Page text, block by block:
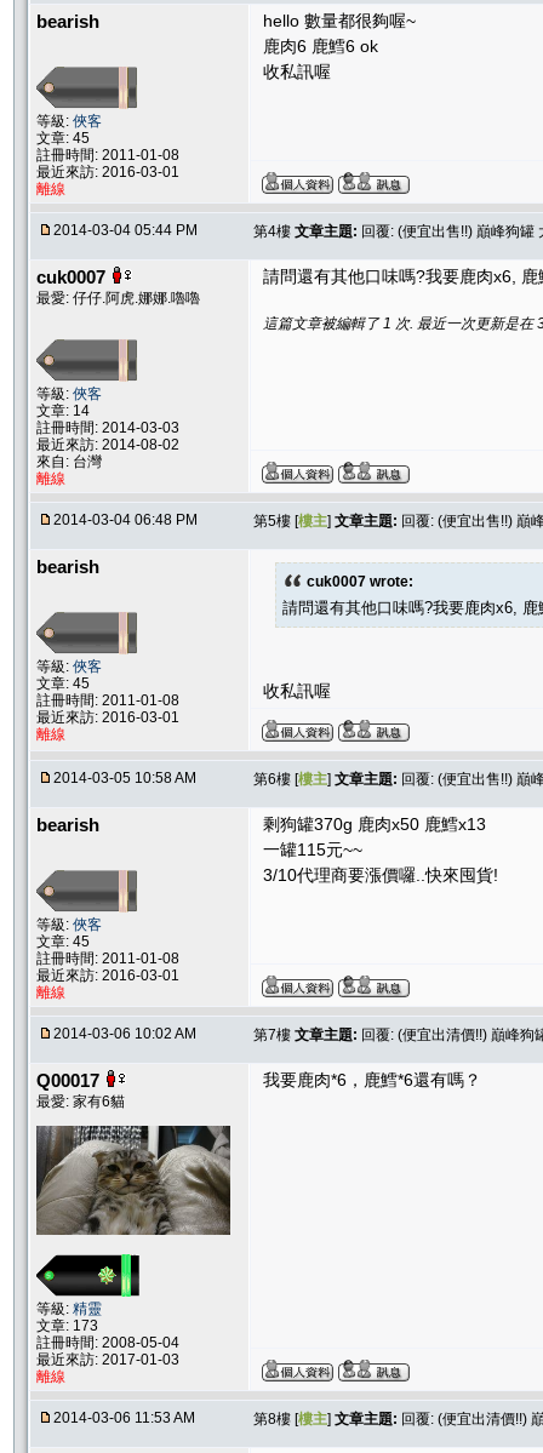
bearish
等級: 俠客
文章: 45
註冊時間: 2011-01-08
最近來訪: 2016-03-01
離線
hello 數量都很夠喔~
鹿肉6 鹿鱈6 ok
收私訊喔
2014-03-04 05:44 PM 第4樓 文章主題: 回覆: (便宜出售!!) 巔峰狗
cuk0007
最愛: 仔仔.阿虎.娜娜.嚕嚕
等級: 俠客
文章: 14
註冊時間: 2014-03-03
最近來訪: 2014-08-02
來自: 台灣
離線
請問還有其他口味嗎?我要鹿肉x6, 鹿
這篇文章被編輯了 1 次. 最近一次更新是在
2014-03-04 06:48 PM 第5樓 [樓主] 文章主題: 回覆: (便宜出售!!) 巔
bearish
等級: 俠客
文章: 45
註冊時間: 2011-01-08
最近來訪: 2016-03-01
離線
cuk0007 wrote:
請問還有其他口味嗎?我要鹿肉x6, 鹿
收私訊喔
2014-03-05 10:58 AM 第6樓 [樓主] 文章主題: 回覆: (便宜出售!!) 巔
bearish
等級: 俠客
文章: 45
註冊時間: 2011-01-08
最近來訪: 2016-03-01
離線
剩狗罐370g 鹿肉x50 鹿鱈x13
一罐115元~~
3/10代理商要漲價囉..快來囤貨!
2014-03-06 10:02 AM 第7樓 文章主題: 回覆: (便宜出清價!!) 巔峰
Q00017
最愛: 家有6貓
等級: 精靈
文章: 173
註冊時間: 2008-05-04
最近來訪: 2017-01-03
離線
我要鹿肉*6，鹿鱈*6還有嗎？
2014-03-06 11:53 AM 第8樓 [樓主] 文章主題: 回覆: (便宜出清價!!)